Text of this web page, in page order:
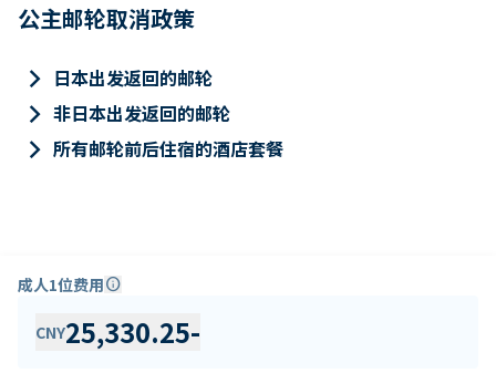
公主邮轮取消政策
keyboard_arrow_right 日本出发返回的邮轮
keyboard_arrow_right 非日本出发返回的邮轮
keyboard_arrow_right 所有邮轮前后住宿的酒店套餐
成人1位费用info
CNY25,330.25-